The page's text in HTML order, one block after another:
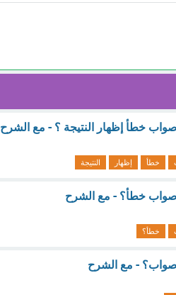
صواب خطأ إظهار النتيجة ؟ - مع الشرح
خطأ إظهار النتيجة
صواب خطأ؟ - مع الشرح
خطأ؟
صواب؟ - مع الشرح